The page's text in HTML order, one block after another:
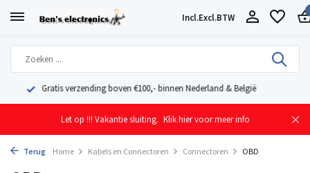
Incl.Excl.BTW
Geleverd uit eigen voorraad vanuit ons magazijn in Nederland
Let op !!! Vakantie sluiting. Klik hier voor meer info
Terug Home Kabels en Connectoren Connectoren OBD